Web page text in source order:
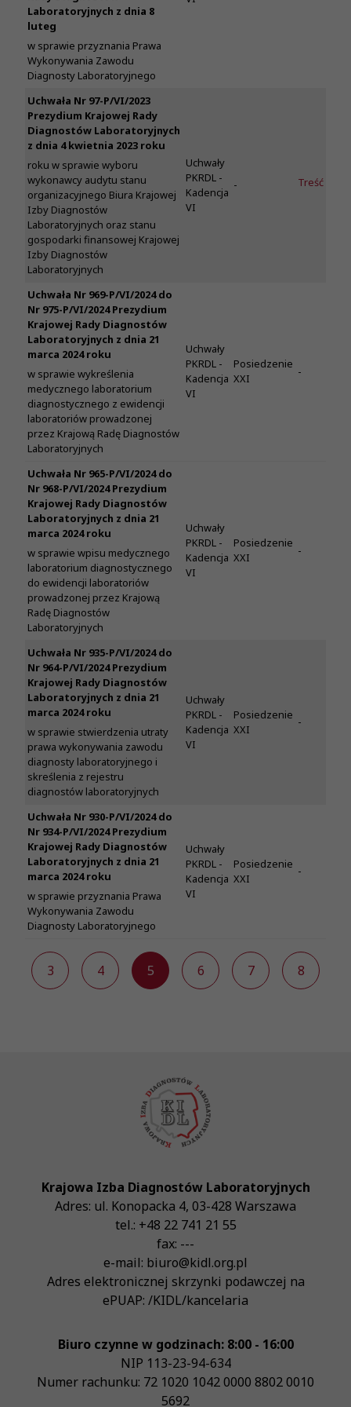
Laboratoryjnych z dnia 8
luteg
w sprawie przyznania Prawa
Wykonywania Zawodu
Diagnosty Laboratoryjnego
Uchwała Nr 97-P/VI/2023
Prezydium Krajowej Rady
Diagnostów Laboratoryjnych
z dnia 4 kwietnia 2023 roku
roku w sprawie wyboru
wykonawcy audytu stanu
organizacyjnego Biura Krajowej
Izby Diagnostów
Laboratoryjnych oraz stanu
gospodarki finansowej Krajowej
Izby Diagnostów
Laboratoryjnych
Uchwały
PKRDL -
Kadencja
VI
- Treść
Uchwała Nr 969-P/VI/2024 do
Nr 975-P/VI/2024 Prezydium
Krajowej Rady Diagnostów
Laboratoryjnych z dnia 21
marca 2024 roku
w sprawie wykreślenia
medycznego laboratorium
diagnostycznego z ewidencji
laboratoriów prowadzonej
przez Krajową Radę Diagnostów
Laboratoryjnych
Uchwały
PKRDL -
Kadencja
VI
Posiedzenie
XXI
-
Uchwała Nr 965-P/VI/2024 do
Nr 968-P/VI/2024 Prezydium
Krajowej Rady Diagnostów
Laboratoryjnych z dnia 21
marca 2024 roku
w sprawie wpisu medycznego
laboratorium diagnostycznego
do ewidencji laboratoriów
prowadzonej przez Krajową
Radę Diagnostów
Laboratoryjnych
Uchwały
PKRDL -
Kadencja
VI
Posiedzenie
XXI
-
Uchwała Nr 935-P/VI/2024 do
Nr 964-P/VI/2024 Prezydium
Krajowej Rady Diagnostów
Laboratoryjnych z dnia 21
marca 2024 roku
w sprawie stwierdzenia utraty
prawa wykonywania zawodu
diagnosty laboratoryjnego i
skreślenia z rejestru
diagnostów laboratoryjnych
Uchwały
PKRDL -
Kadencja
VI
Posiedzenie
XXI
-
Uchwała Nr 930-P/VI/2024 do
Nr 934-P/VI/2024 Prezydium
Krajowej Rady Diagnostów
Laboratoryjnych z dnia 21
marca 2024 roku
w sprawie przyznania Prawa
Wykonywania Zawodu
Diagnosty Laboratoryjnego
Uchwały
PKRDL -
Kadencja
VI
Posiedzenie
XXI
-
3 4 5 6 7 8
Krajowa Izba Diagnostów Laboratoryjnych
Adres: ul. Konopacka 4, 03-428 Warszawa
tel.: +48 22 741 21 55
fax: ---
e-mail: biuro@kidl.org.pl
Adres elektronicznej skrzynki podawczej na
ePUAP: /KIDL/kancelaria
Biuro czynne w godzinach: 8:00 - 16:00
NIP 113-23-94-634
Numer rachunku: 72 1020 1042 0000 8802 0010
5692